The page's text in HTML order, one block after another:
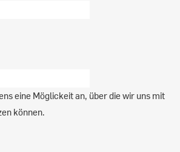
eine Möglickeit an, über die wir uns mit
können.